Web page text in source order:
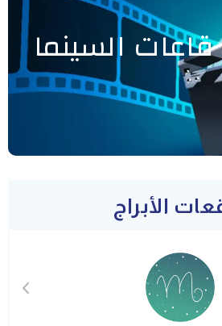
السينما
الأبراج